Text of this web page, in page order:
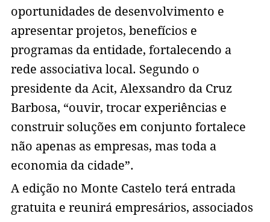
oportunidades de desenvolvimento e
apresentar projetos, benefícios e
programas da entidade, fortalecendo a
rede associativa local. Segundo o
presidente da Acit, Alexsandro da Cruz
Barbosa, “ouvir, trocar experiências e
construir soluções em conjunto fortalece
não apenas as empresas, mas toda a
economia da cidade”.
A edição no Monte Castelo terá entrada
gratuita e reunirá empresários, associados